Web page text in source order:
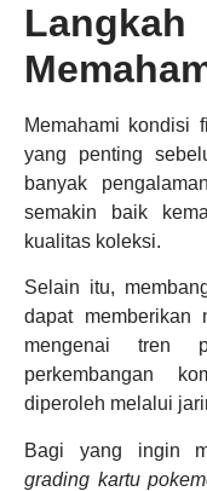
Memahami kondisi
yang penting
banyak
semakin baik
kualitas koleksi.
Selain itu,
dapat memberikan
mengenai tren
perkembangan
diperoleh melalui
Bagi yang ingin
grading kartu